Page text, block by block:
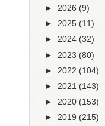
► 2026 (9)
► 2025 (11)
► 2024 (32)
► 2023 (80)
► 2022 (104)
► 2021 (143)
► 2020 (153)
► 2019 (215)